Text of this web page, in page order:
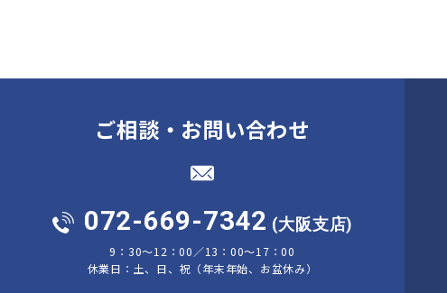
ご相談・お問い合わせ
072-669-7342 (大阪支店)
9：30～12：00／13：00～17：00
休業日：土、日、祝（年末年始、お盆休み）